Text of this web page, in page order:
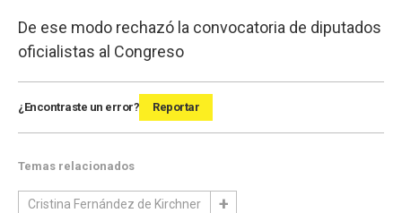
De ese modo rechazó la convocatoria de diputados
oficialistas al Congreso
¿Encontraste un error? Reportar
Temas relacionados
Cristina Fernández de Kirchner